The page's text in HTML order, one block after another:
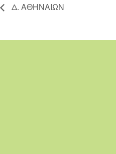
Δ. ΑΘΗΝΑΙΩΝ